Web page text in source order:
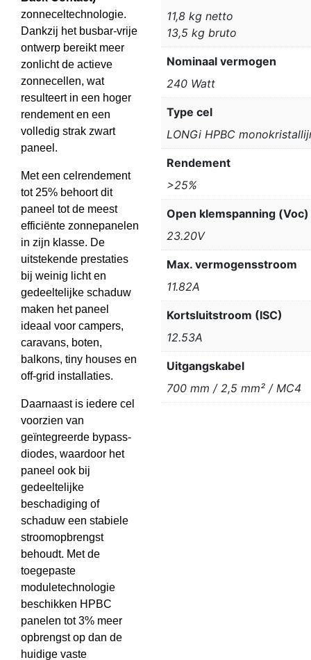
zonneceltechnologie.
Dankzij het busbar-vrije
ontwerp bereikt meer
zonlicht de actieve
zonnecellen, wat
resulteert in een hoger
rendement en een
volledig strak zwart
paneel.
Met een celrendement
tot 25% behoort dit
paneel tot de meest
efficiënte zonnepanelen
in zijn klasse. De
uitstekende prestaties
bij weinig licht en
gedeeltelijke schaduw
maken het paneel
ideaal voor campers,
caravans, boten,
balkons, tiny houses en
off-grid installaties.
Daarnaast is iedere cel
voorzien van
geïntegreerde bypass-
diodes, waardoor het
paneel ook bij
gedeeltelijke
beschadiging of
schaduw een stabiele
stroomopbrengst
behoudt. Met de
toegepaste
moduletechnologie
beschikken HPBC
panelen tot 3% meer
opbrengst op dan de
huidige vaste
11,8 kg netto
13,5 kg bruto
Nominaal vermogen
240 Watt
Type cel
LONGi HPBC
Rendement
>25%
Open klemspanning (Voc)
23.20V
Max. vermogensstroom
11.82A
Kortsluitstroom (ISC)
12.53A
Uitgangskabel
700 mm / 2,5 mm² / MC4